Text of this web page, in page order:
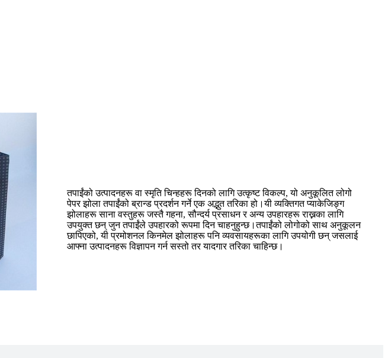
तपाईंको उत्पादनहरू वा स्मृति चिन्हहरू दिनको लागि उत्कृष्ट विकल्प, यो अनुकूलित लोगो
पेपर झोला तपाईंको ब्रान्ड प्रदर्शन गर्ने एक अद्भुत तरिका हो।यी व्यक्तिगत प्याकेजिङ्ग
झोलाहरू साना वस्तुहरू जस्तै गहना, सौन्दर्य प्रसाधन र अन्य उपहारहरू राख्नका लागि
उपयुक्त छन् जुन तपाईंले उपहारको रूपमा दिन चाहनुहुन्छ।तपाईंको लोगोको साथ अनुकूलन
छापिएको, यी प्रमोशनल किनमेल झोलाहरू पनि व्यवसायहरूका लागि उपयोगी छन् जसलाई
आफ्ना उत्पादनहरू विज्ञापन गर्न सस्तो तर यादगार तरिका चाहिन्छ।